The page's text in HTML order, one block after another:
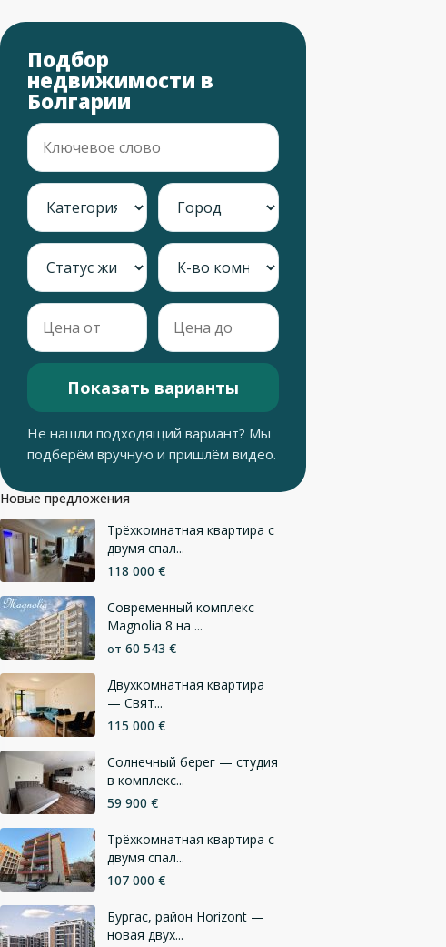
Подбор
недвижимости в
Болгарии
Показать варианты
Не нашли подходящий вариант? Мы
подберём вручную и пришлём видео.
Новые предложения
Трёхкомнатная квартира с
двумя спал...
118 000 €
Современный комплекс
Magnolia 8 на ...
от 60 543 €
Двухкомнатная квартира
— Свят...
115 000 €
Солнечный берег — студия
в комплекс...
59 900 €
Трёхкомнатная квартира с
двумя спал...
107 000 €
Бургас, район Horizont —
новая двух...